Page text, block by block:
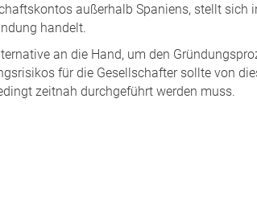
außerhalb Spaniens, stellt sich
handelt.
an die Hand, um den
für die Gesellschafter sollte von
zeitnah durchgeführt werden muss.